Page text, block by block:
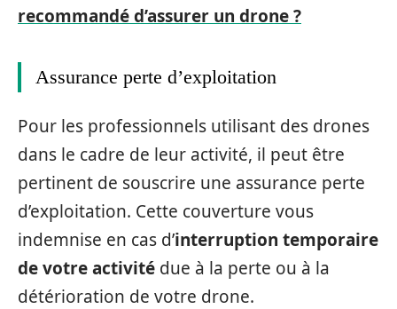
recommandé d’assurer un drone ?
Assurance perte d’exploitation
Pour les professionnels utilisant des drones
dans le cadre de leur activité, il peut être
pertinent de souscrire une assurance perte
d’exploitation. Cette couverture vous
indemnise en cas d’interruption temporaire
de votre activité due à la perte ou à la
détérioration de votre drone.